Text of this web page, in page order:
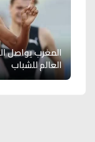
المغرب يواصل
العالم للشباب